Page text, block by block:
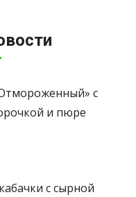
с
и пюре
с сырной